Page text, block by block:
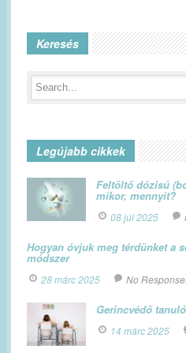
Keresés
Legújabb cikkek
Feltöltő dózisú
mikor, mennyit?
08 júl 2025
Hogyan óvjuk meg térdünket a
módszer
28 márc 2025 No
Gerincvédő
14 márc 2025